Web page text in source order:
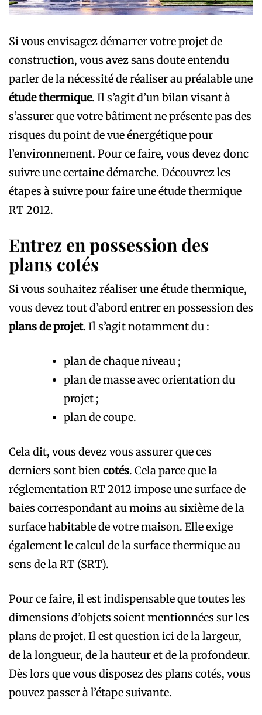
Si vous envisagez démarrer votre projet de
construction, vous avez sans doute entendu
parler de la nécessité de réaliser au préalable une
étude thermique. Il s’agit d’un bilan visant à
s’assurer que votre bâtiment ne présente pas des
risques du point de vue énergétique pour
l’environnement. Pour ce faire, vous devez donc
suivre une certaine démarche. Découvrez les
étapes à suivre pour faire une étude thermique
RT 2012.
Entrez en possession des
plans cotés
Si vous souhaitez réaliser une étude thermique,
vous devez tout d’abord entrer en possession des
plans de projet. Il s’agit notamment du :
plan de chaque niveau ;
plan de masse avec orientation du
projet ;
plan de coupe.
Cela dit, vous devez vous assurer que ces
derniers sont biencotés. Cela parce que la
réglementation RT 2012 impose une surface de
baies correspondant au moins au sixième de la
surface habitable de votre maison. Elle exige
également le calcul de la surface thermique au
sens de la RT (SRT).
Pour ce faire, il est indispensable que toutes les
dimensions d’objets soient mentionnées sur les
plans de projet. Il est question ici de la largeur,
de la longueur, de la hauteur et de la profondeur.
Dès lors que vous disposez des plans cotés, vous
pouvez passer à l’étape suivante.